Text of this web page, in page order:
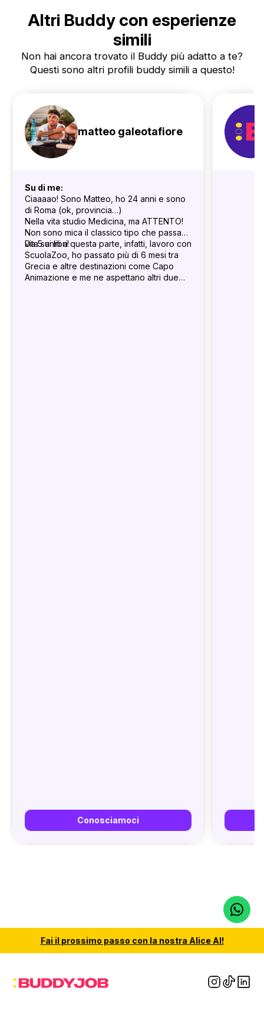
Altri Buddy con esperienze
simili
Non hai ancora trovato il Buddy più adatto a te?
Questi sono altri profili buddy simili a questo!
matteo galeotafiore
Su di me:
Ciaaaao! Sono Matteo, ho 24 anni e sono
di Roma (ok, provincia…)
Nella vita studio Medicina, ma ATTENTO!
Non sono mica il classico tipo che passa la
vita sui libri!
Da 5 anni a questa parte, infatti, lavoro con
ScuolaZoo, ho passato più di 6 mesi tra
Grecia e altre destinazioni come Capo
Animazione e me ne aspettano altri due
Conosciamoci
Fai il prossimo passo con la nostra Alice AI!